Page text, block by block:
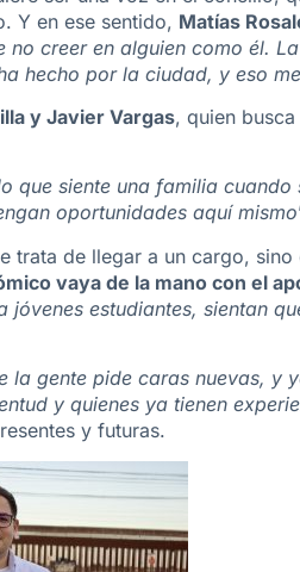
Y en ese sentido, Matías
no creer en alguien como él.
hecho por la ciudad, y eso
y Javier Vargas, quien
que siente una familia
oportunidades aquí mismo
trata de llegar a un cargo,
vaya de la mano con el
jóvenes estudiantes, sientan
la gente pide caras nuevas, y
y quienes ya tienen
y futuras.